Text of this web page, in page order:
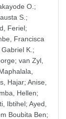
O. ;
S. ;
Feriel;
Francisca
K. ;
; van Zyl,
Hajar; Anise,
Hellen;
Ibtihel; Ayed,
Boubita Ben;